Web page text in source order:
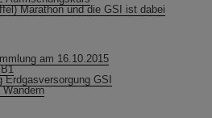
Marathon und die GSI ist dabei
am 16.10.2015
Erdgasversorgung GSI